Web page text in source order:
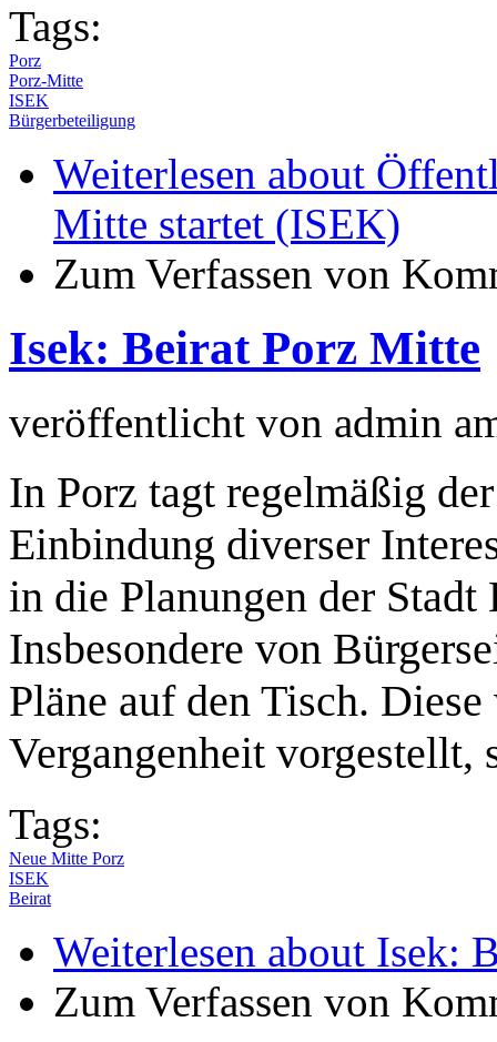
Tags:
Porz
Porz-Mitte
ISEK
Bürgerbeteiligung
Weiterlesen about
Mitte startet (ISEK)
Zum Verfassen von
Isek: Beirat Porz Mitte
veröffentlicht von admin
In Porz tagt regelmäßig
Einbindung diverser
in die Planungen der
Insbesondere von
Pläne auf den Tisch.
Vergangenheit vorgestellt,
Tags:
Neue Mitte Porz
ISEK
Beirat
Weiterlesen about Isek:
Zum Verfassen von